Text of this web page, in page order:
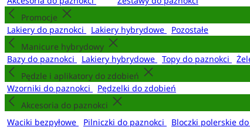
Promocje
Lakiery do paznokci
Lakiery hybrydowe
Pozostałe
Manicure hybrydowy
Bazy do paznokci
Lakiery hybrydowe Topy do paznokci
Pędzle i aplikatory do zdobień
Wzorniki do paznokci
Pędzelki do zdobień
Akcesoria do paznokci
Waciki bezpyłowe
Pilniczki do paznokci Bloczki polerskie